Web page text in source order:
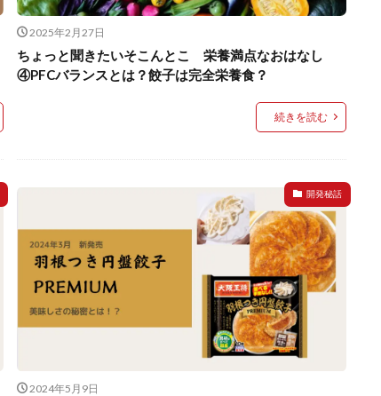
2025年2月27日
ちょっと聞きたいそこんとこ 栄養満点なおはなし
④PFCバランスとは？餃子は完全栄養食？
続きを読む
開発秘話
2024年5月9日